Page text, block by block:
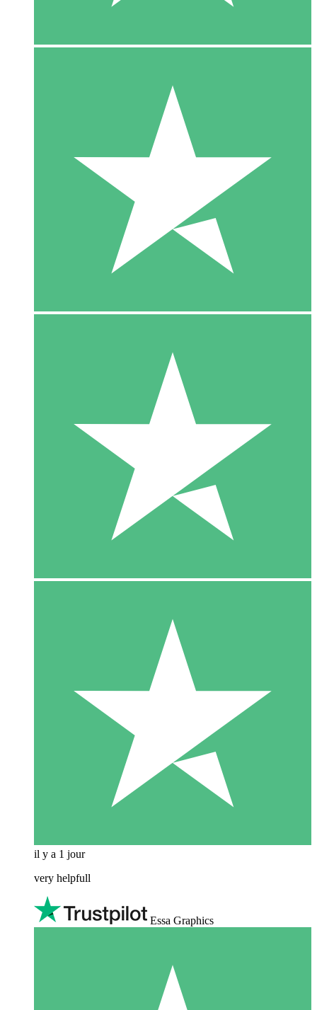
il y a 1 jour
very helpfull
Essa Graphics